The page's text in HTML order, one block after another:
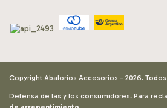
Copyright Abalorios Accesorios - 2026.
Defensa de las y los consumidores. Para